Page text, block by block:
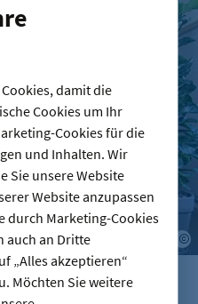
damit die
Cookies um Ihr
Cookies für die
und Inhalten. Wir
Sie unsere Website
Website anzupassen
durch Marketing-Cookies
auch an Dritte
„Alles akzeptieren“
Möchten Sie weitere